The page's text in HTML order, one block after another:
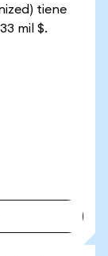
tiene
mil $.